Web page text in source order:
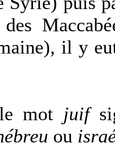
des
il y
mot juif
ou